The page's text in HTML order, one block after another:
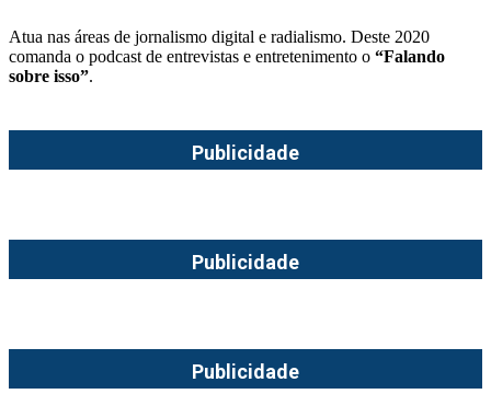
Atua nas áreas de jornalismo digital e radialismo. Deste 2020
comanda o podcast de entrevistas e entretenimento o “Falando
sobre isso”.
Publicidade
Publicidade
Publicidade